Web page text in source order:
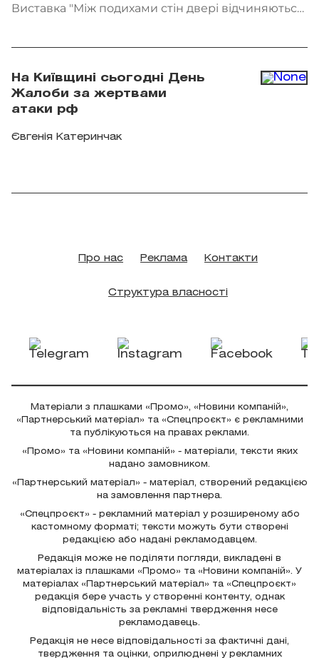
Виставка "Між подихами стін двері відчиняються
На Київщині сьогодні День
Жалоби за жертвами
атаки рф
Євгенія Катеринчак
Про нас Реклама Контакти
Структура власності
Матеріали з плашками «Промо», «Новини компаній»,
«Партнерський матеріал» та «Спецпроєкт» є рекламними
та публікуються на правах реклами.
«Промо» та «Новини компаній» - матеріали, тексти яких
надано замовником.
«Партнерський матеріал» - матеріал, створений редакцією
на замовлення партнера.
«Спецпроєкт» - рекламний матеріал у розширеному або
кастомному форматі; тексти можуть бути створені
редакцією або надані рекламодавцем.
Редакція може не поділяти погляди, викладені в
матеріалах із плашками «Промо» та «Новини компаній». У
матеріалах «Партнерський матеріал» та «Спецпроєкт»
редакція бере участь у створенні контенту, однак
відповідальність за рекламні твердження несе
рекламодавець.
Редакція не несе відповідальності за фактичні дані,
твердження та оцінки, оприлюднені у рекламних